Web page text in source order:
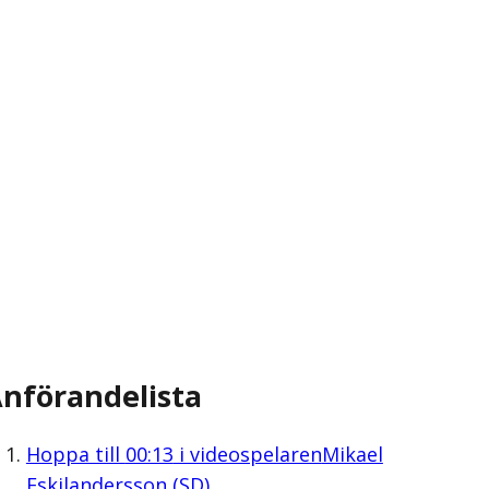
Hoppa till 00:13 i videospelarenMikael